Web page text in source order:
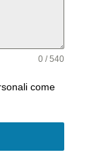
0 / 540
come